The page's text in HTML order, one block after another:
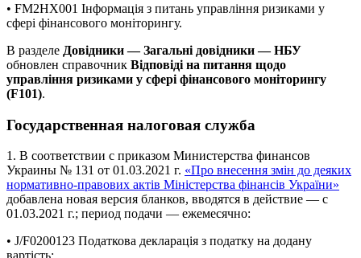
• FM2HX001 Інформація з питань управління ризиками у
сфері фінансового моніторингу.
В разделе Довідники — Загальні довідники — НБУ
обновлен справочник Відповіді на питання щодо
управління ризиками у сфері фінансового моніторингу
(F101).
Государственная налоговая служба
1. В соответствии с приказом Министерства финансов
Украины № 131 от 01.03.2021 г. «Про внесення змін до деяких
нормативно-правових актів Міністерства фінансів України»
добавлена новая версия бланков, вводятся в действие — с
01.03.2021 г.; период подачи — ежемесячно:
• J/F0200123 Податкова декларація з податку на додану